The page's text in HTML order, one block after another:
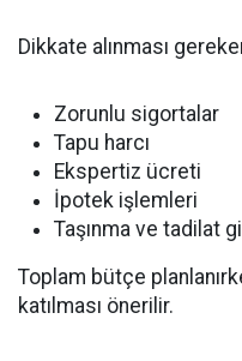
Dikkate alınması
Zorunlu sigortalar
Tapu harcı
Ekspertiz ücreti
İpotek işlemleri
Taşınma ve tadilat
Toplam bütçe
katılması önerilir.